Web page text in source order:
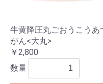
牛黄降圧丸ごおうこうあ
がん<大丸>
￥2,800
数量